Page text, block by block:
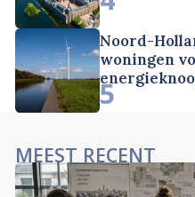
Noord-
woningen
5
MEEST RECENT